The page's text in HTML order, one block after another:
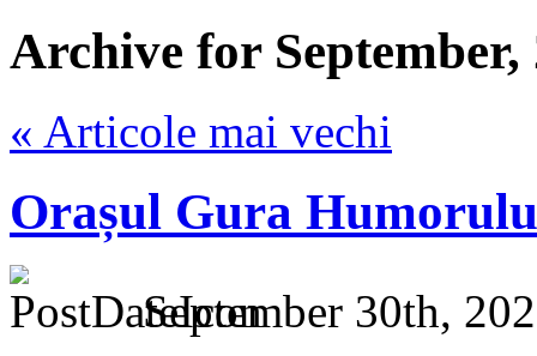
Archive for September,
« Articole mai vechi
Orașul Gura
September 30th,